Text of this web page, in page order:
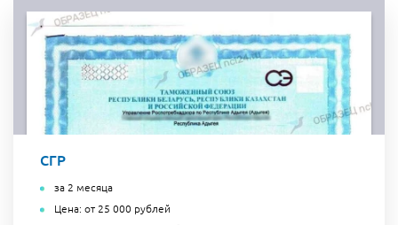
СГР
за 2 месяца
Цена: от 25 000 рублей